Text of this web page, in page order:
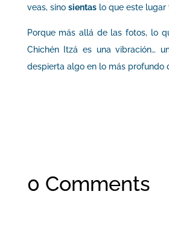
veas, sino sientaslo que este lugar
Porque más allá de las fotos, lo
Chichén Itzá es una vibración…
despierta algo en lo más profundo
0 Comments